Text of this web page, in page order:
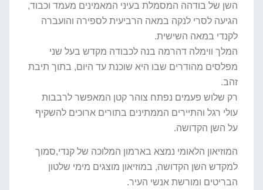
השן של בודהה המסמלת בעיני המאמינים מעמד וכבוד,
הגיעה לסרי לנקה במאה הרביעית לספירה והועברה
לקנדי במאה השישית.
המלך ווימלה דהרמה בנה לכבודה מקדש בעל שני
מפלסים מהודרים שבו היא שוכנת עד היום, בתוך תיבת
זהב.
רק שלוש פעמים נפתח צוהר קטן המאפשר לרבבות
עולי רגל והתיירים הממתינים בתורים ארוכים להשקיף
על השן הקדושה.
המוזיאון הלאומי נמצא בארמון המלוכה של קנדי,סמוך
למקדש השן הקדושה, במוזיאון מוצגים מימי שלטון
הבריטים ומורשת אנשי העיר.